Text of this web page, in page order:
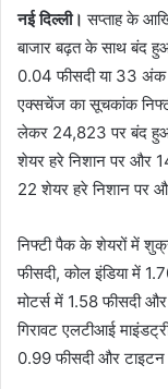
नई दिल्ली। सप्ताह के
बाजार बढ़त के साथ बंद
0.04 फीसदी या 33
एक्सचेंज का सूचकांक
लेकर 24,823 पर बंद
शेयर हरे निशान पर और
22 शेयर हरे निशान पर
निफ्टी पैक के शेयरों में
फीसदी, कोल इंडिया में
मोटर्स में 1.58 फीसदी
गिरावट एलटीआई
0.99 फीसदी और टाइटन